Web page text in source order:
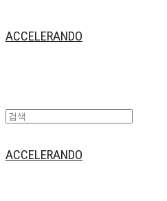
ACCELERANDO
ACCELERANDO